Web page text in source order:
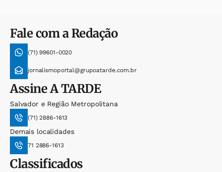
Fale com a Redação
(71) 99601-0020
jornalismoportal@grupoatarde.com.br
AssineA TARDE
Salvador e Região Metropolitana
(71) 2886-1613
Demais localidades
71 2886-1613
Classificados